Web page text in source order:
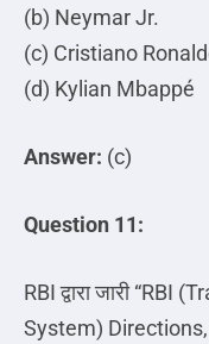
(b) Neymar Jr.
(c) Cristiano
(d) Kylian Mbappé
Answer: (c)
Question 11:
RBIद्वाराजारी“RBI
System)